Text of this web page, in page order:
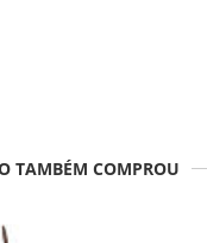
TAMBÉM COMPROU